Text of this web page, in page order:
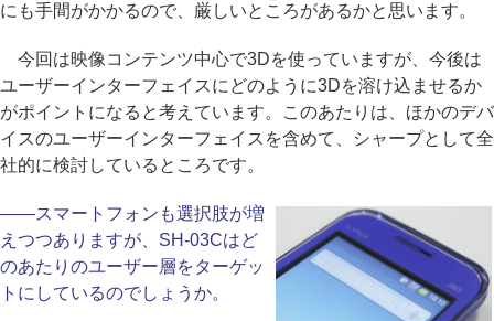
にも手間がかかるので、厳しいところがあるかと思います。
今回は映像コンテンツ中心で3Dを使っていますが、今後は
ユーザーインターフェイスにどのように3Dを溶け込ませるか
がポイントになると考えています。このあたりは、ほかのデバ
イスのユーザーインターフェイスを含めて、シャープとして全
社的に検討しているところです。
――スマートフォンも選択肢が増
えつつありますが、SH-03Cはど
のあたりのユーザー層をターゲッ
トにしているのでしょうか。